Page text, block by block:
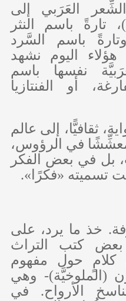
العَرَبي إلى
ضروب من الهَلْس(4)، تارةً باسم النثر
باسم السَّرد
اليوم نشهد
نفسها باسم
أو الفنتازيا
ثقافيًّا، إلى عالم
معشِّشًا في الرؤوس،
بل في بعض الفكر
تسميته «فكرًا».
خذ ما يرد، على
كتب التراث
كلامٍ حول مفهوم
(الملوخيَّة)- وهي
الأرواح. في